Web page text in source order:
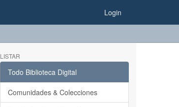
Login
LISTAR
Todo Biblioteca Digital
Comunidades & Colecciones